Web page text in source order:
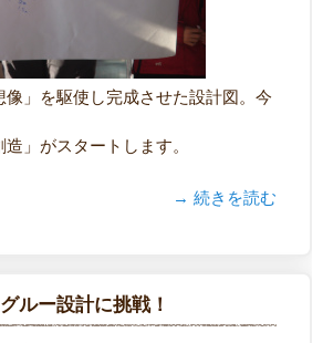
像」を駆使し完成させた設計図。今
」がスタートします。
→ 続きを読む
ルー設計に挑戦！